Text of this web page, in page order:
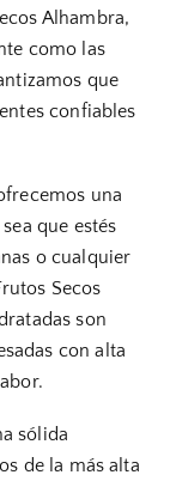
Alhambra,
como las
que
confiables
una
sea que estés
o cualquier
Secos
son
con alta
sólida
de la más alta